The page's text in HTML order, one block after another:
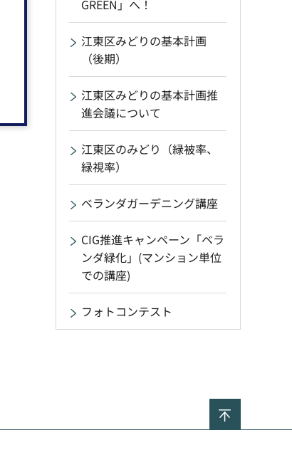
GREEN」へ！
江東区みどりの基本計画
（後期）
江東区みどりの基本計画推
進会議について
江東区のみどり（緑被率、
緑視率）
ベランダガーデニング講座
CIG推進キャンペーン「ベラ
ンダ緑化」(マンション単位
での講座)
フォトコンテスト